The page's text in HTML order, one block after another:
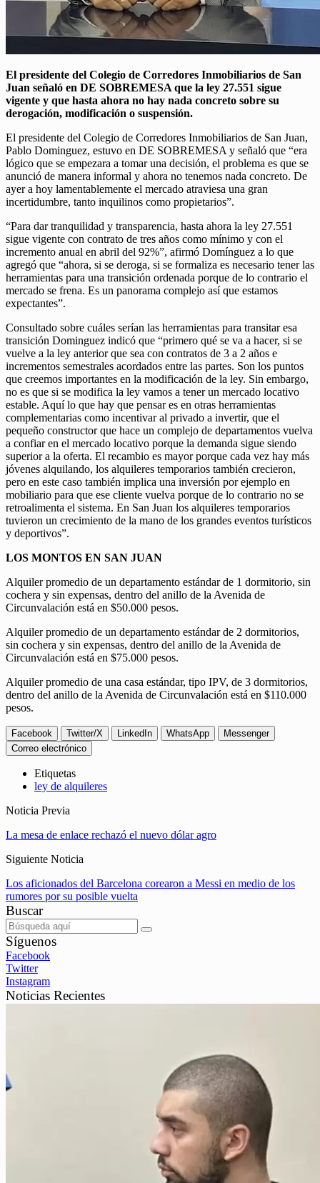
El presidente del Colegio de Corredores Inmobiliarios de San
Juan señaló en DE SOBREMESA que la ley 27.551 sigue
vigente y que hasta ahora no hay nada concreto sobre su
derogación, modificación o suspensión.
El presidente del Colegio de Corredores Inmobiliarios de San Juan,
Pablo Dominguez, estuvo en DE SOBREMESA y señaló que “era
lógico que se empezara a tomar una decisión, el problema es que se
anunció de manera informal y ahora no tenemos nada concreto. De
ayer a hoy lamentablemente el mercado atraviesa una gran
incertidumbre, tanto inquilinos como propietarios”.
“Para dar tranquilidad y transparencia, hasta ahora la ley 27.551
sigue vigente con contrato de tres años como mínimo y con el
incremento anual en abril del 92%”, afirmó Domínguez a lo que
agregó que “ahora, si se deroga, si se formaliza es necesario tener las
herramientas para una transición ordenada porque de lo contrario el
mercado se frena. Es un panorama complejo así que estamos
expectantes”.
Consultado sobre cuáles serían las herramientas para transitar esa
transición Dominguez indicó que “primero qué se va a hacer, si se
vuelve a la ley anterior que sea con contratos de 3 a 2 años e
incrementos semestrales acordados entre las partes. Son los puntos
que creemos importantes en la modificación de la ley. Sin embargo,
no es que si se modifica la ley vamos a tener un mercado locativo
estable. Aquí lo que hay que pensar es en otras herramientas
complementarias como incentivar al privado a invertir, que el
pequeño constructor que hace un complejo de departamentos vuelva
a confiar en el mercado locativo porque la demanda sigue siendo
superior a la oferta. El recambio es mayor porque cada vez hay más
jóvenes alquilando, los alquileres temporarios también crecieron,
pero en este caso también implica una inversión por ejemplo en
mobiliario para que ese cliente vuelva porque de lo contrario no se
retroalimenta el sistema. En San Juan los alquileres temporarios
tuvieron un crecimiento de la mano de los grandes eventos turísticos
y deportivos”.
LOS MONTOS EN SAN JUAN
Alquiler promedio de un departamento estándar de 1 dormitorio, sin
cochera y sin expensas, dentro del anillo de la Avenida de
Circunvalación está en $50.000 pesos.
Alquiler promedio de un departamento estándar de 2 dormitorios,
sin cochera y sin expensas, dentro del anillo de la Avenida de
Circunvalación está en $75.000 pesos.
Alquiler promedio de una casa estándar, tipo IPV, de 3 dormitorios,
dentro del anillo de la Avenida de Circunvalación está en $110.000
pesos.
Facebook Twitter/X LinkedIn WhatsApp
Messenger
Correo electrónico
Etiquetas
ley de alquileres
Noticia Previa
La mesa de enlace rechazó el nuevo dólar agro
Siguiente Noticia
Los aficionados del Barcelona corearon a Messi en medio de los
rumores por su posible vuelta
Buscar
Síguenos
Facebook
Twitter
Instagram
Noticias Recientes